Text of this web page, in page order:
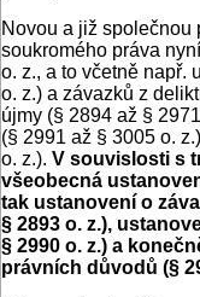
Novou a již společnou
soukromého práva
o. z., a to včetně např.
o. z.) a závazků z
újmy (§ 2894 až §
(§ 2991 až § 3005 o.
o. z.). V souvislosti s
všeobecná
tak ustanovení o
§ 2893 o. z.),
§ 2990 o. z.) a
právních důvodů (§